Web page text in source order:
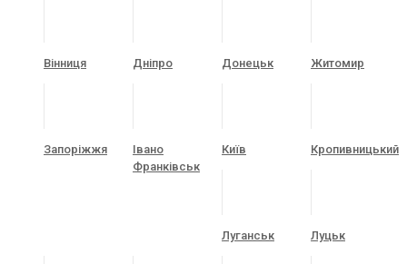
Вінниця Дніпро Донецьк Житомир
Запоріжжя
Івано
Франківськ
Київ Кропивницький
Луганськ Луцьк